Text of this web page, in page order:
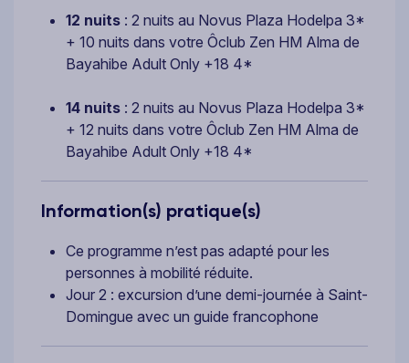
12 nuits : 2 nuits au Novus Plaza Hodelpa 3*
+ 10 nuits dans votre Ôclub Zen HM Alma de
Bayahibe Adult Only +18 4*
14 nuits : 2 nuits au Novus Plaza Hodelpa 3*
+ 12 nuits dans votre Ôclub Zen HM Alma de
Bayahibe Adult Only +18 4*
Information(s) pratique(s)
Ce programme n’est pas adapté pour les
personnes à mobilité réduite.
Jour 2 : excursion d’une demi-journée à Saint-
Domingue avec un guide francophone